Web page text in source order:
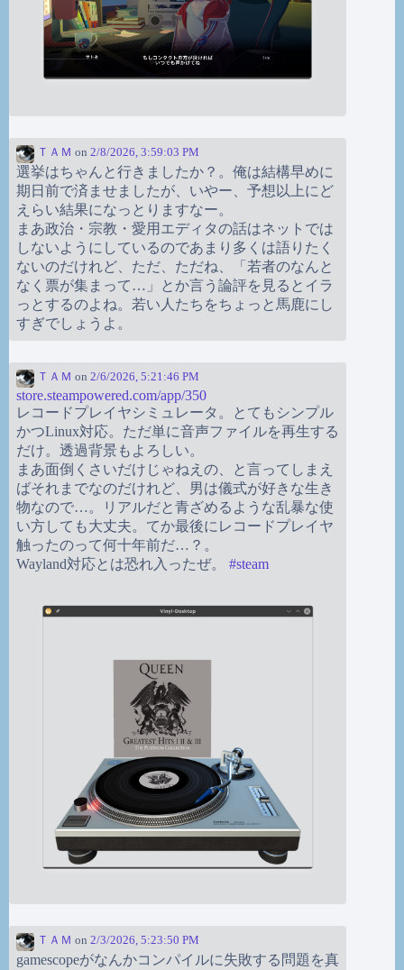
ＴＡＭ on 2/8/2026, 3:59:03 PM
選挙はちゃんと行きましたか？。俺は結構早めに
期日前で済ませましたが、いやー、予想以上にど
えらい結果になっとりますなー。
まあ政治・宗教・愛用エディタの話はネットでは
しないようにしているのであまり多くは語りたく
ないのだけれど、ただ、ただね、「若者のなんと
なく票が集まって…」とか言う論評を見るとイラ
っとするのよね。若い人たちをちょっと馬鹿にし
すぎでしょうよ。
ＴＡＭ on 2/6/2026, 5:21:46 PM
store.steampowered.com/app/350
レコードプレイヤシミュレータ。とてもシンプル
かつLinux対応。ただ単に音声ファイルを再生する
だけ。透過背景もよろしい。
まあ面倒くさいだけじゃねえの、と言ってしまえ
ばそれまでなのだけれど、男は儀式が好きな生き
物なので…。リアルだと青ざめるような乱暴な使
い方しても大丈夫。てか最後にレコードプレイヤ
触ったのって何十年前だ…？。
Wayland対応とは恐れ入ったぜ。 #steam
ＴＡＭ on 2/3/2026, 5:23:50 PM
gamescopeがなんかコンパイルに失敗する問題を真